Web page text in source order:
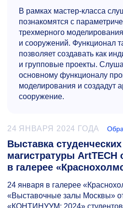
В рамках мастер-класса
познакомятся с
трехмерного
и сооружений. Функционал
позволяет создавать как
и групповые проекты.
основному функционалу
моделирования и создадут
сооружение.
24 ЯНВАРЯ 2024 ГОДА
Выставка
магистратуры ArtTECH
в галерее
24 января в галерее
«Выставочные залы Москвы»
«КОНТИНУУМ: 2024»